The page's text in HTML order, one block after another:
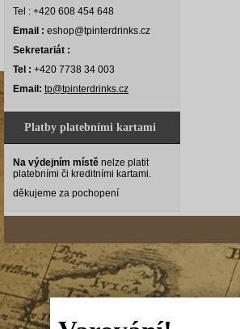
Tel : +420 608 454 648
Email : eshop@tpinterdrinks.cz
Sekretariát :
Tel : +420 7738 34 003
Email: tp@tpinterdrinks.cz
Platby platebními kartami
Na výdejním místě nelze platit
platebními či kreditními kartami.
děkujeme za pochopení